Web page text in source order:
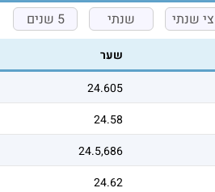
שנתי שנתי 5 שנים
שער
24.605
24.58
24.5,686
24.62